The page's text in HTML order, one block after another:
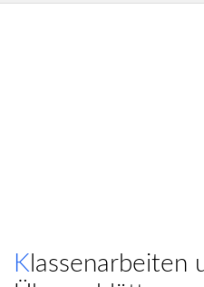
Klassenarbeiten und